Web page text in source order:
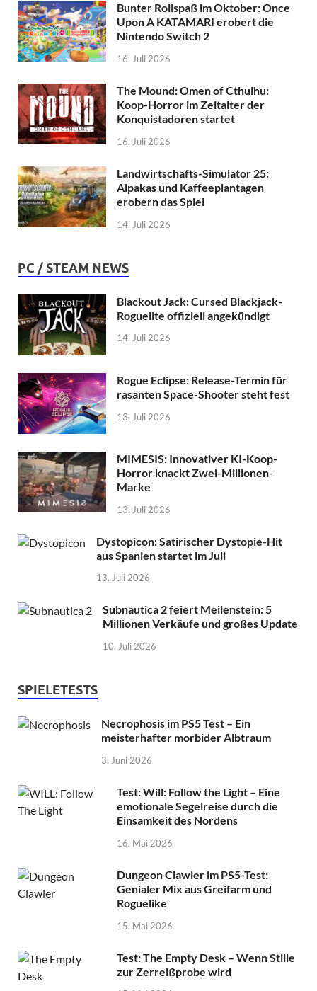
Bunter Rollspaß im Oktober: Once
Upon A KATAMARI erobert die
Nintendo Switch 2
16. Juli 2026
The Mound: Omen of Cthulhu:
Koop-Horror im Zeitalter der
Konquistadoren startet
16. Juli 2026
Landwirtschafts-Simulator 25:
Alpakas und Kaffeeplantagen
erobern das Spiel
14. Juli 2026
PC / STEAM NEWS
Blackout Jack: Cursed Blackjack-
Roguelite offiziell angekündigt
14. Juli 2026
Rogue Eclipse: Release-Termin für
rasanten Space-Shooter steht fest
13. Juli 2026
MIMESIS: Innovativer KI-Koop-
Horror knackt Zwei-Millionen-
Marke
13. Juli 2026
Dystopicon: Satirischer Dystopie-Hit
aus Spanien startet im Juli
13. Juli 2026
Subnautica 2 feiert Meilenstein: 5
Millionen Verkäufe und großes Update
10. Juli 2026
SPIELETESTS
Necrophosis im PS5 Test – Ein
meisterhafter morbider Albtraum
3. Juni 2026
Test: Will: Follow the Light – Eine
emotionale Segelreise durch die
Einsamkeit des Nordens
16. Mai 2026
Dungeon Clawler im PS5-Test:
Genialer Mix aus Greifarm und
Roguelike
15. Mai 2026
Test: The Empty Desk – Wenn Stille
zur Zerreißprobe wird